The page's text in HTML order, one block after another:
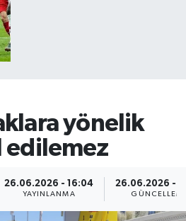
yönelik
edilemez
26.06.2026 - 16:04
YAYINLANMA
26.06.2026 -